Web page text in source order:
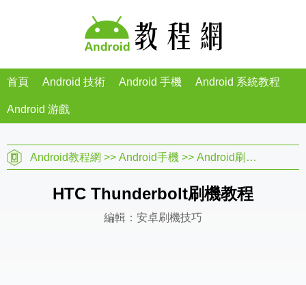
首頁 Android 技術 Android 手機 Android 系統教程
Android 游戲
Android教程網 >> Android手機 >> Android刷機教程
HTC Thunderbolt刷機教程
編輯：安卓刷機技巧